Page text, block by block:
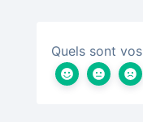
Quels sont